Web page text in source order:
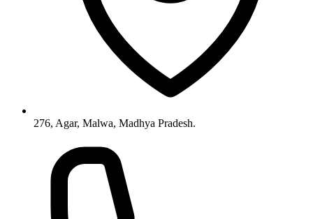
276, Agar, Malwa, Madhya Pradesh.